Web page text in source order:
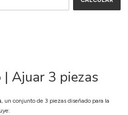
Ajuar 3 piezas
, un conjunto de 3 piezas diseñado para la